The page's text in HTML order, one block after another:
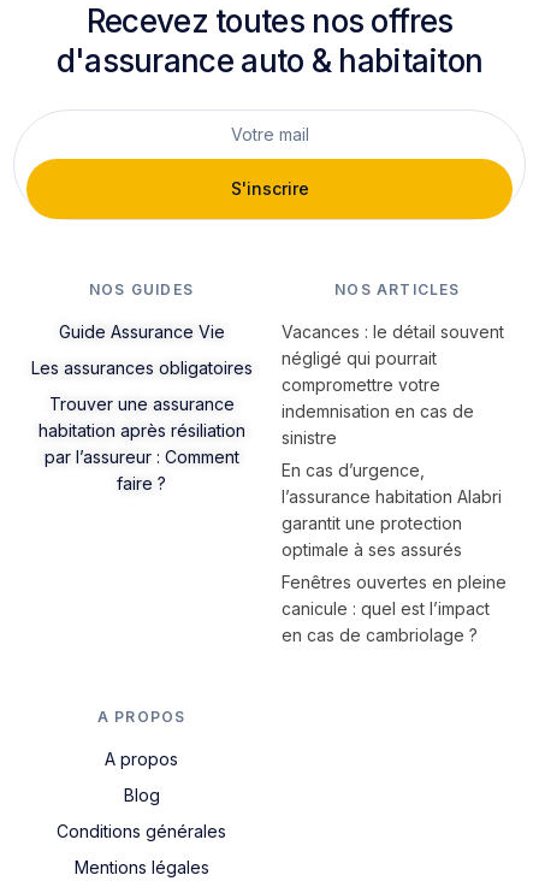
Recevez toutes nos offres
d'assurance auto & habitaiton
S'inscrire
NOS GUIDES
Guide Assurance Vie
Les assurances obligatoires
Trouver une assurance
habitation après résiliation
par l’assureur : Comment
faire ?
NOS ARTICLES
Vacances : le détail souvent
négligé qui pourrait
compromettre votre
indemnisation en cas de
sinistre
En cas d’urgence,
l’assurance habitation Alabri
garantit une protection
optimale à ses assurés
Fenêtres ouvertes en pleine
canicule : quel est l’impact
en cas de cambriolage ?
A PROPOS
A propos
Blog
Conditions générales
Mentions légales